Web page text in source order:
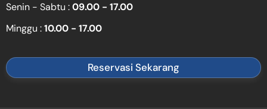
Senin - Sabtu :09.00 - 17.00
Minggu :10.00 - 17.00
Reservasi Sekarang